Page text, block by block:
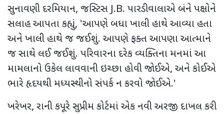
સુનાવણી દરમિયાન, જસ્ટિસ J.B. પારડીવાલાએ બંને પક્ષોને
સલાહ આપતા કહ્યું, 'આપણે બધા ખાલી હાથે આવ્યા હતા
અને ખાલી હાથે જ જઈશું. આપણે ફક્ત આપણા આત્માને
જ સાથે લઈ જઈશું. પરિવારના દરેક વ્યક્તિના મનમાં આ
મામલાનો ઉકેલ લાવવાની ઇચ્છા હોવી જોઈએ, અને કોઈએ
ભારે હૃદયથી મધ્યસ્થીનો સંપર્ક ન કરવો જોઈએ.'
ખરેખર, રાની કપૂરે સુપ્રીમ કોર્ટમાં એક નવી અરજી દાખલ કરી